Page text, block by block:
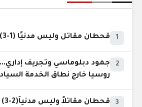
1 قحطان مقاتل وليس مدنيًا (1-3)
2
جمود دبلوماسي وتجريف
روسيا خارج نطاق الخدمة
3 قحطان مقاتلاً وليس مدنياً(2-3)